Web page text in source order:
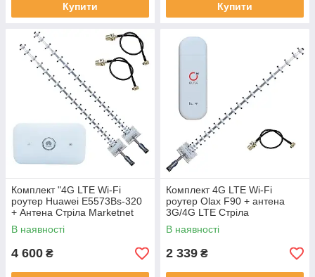
Купити Купити
Комплект "4G LTE Wi-Fi
роутер Huawei E5573Bs-320
+ Антена Стріла Marketnet
T1727 21 дБ"
В наявності
4 600 ₴
Комплект 4G LTE Wi-Fi
роутер Olax F90 + антена
3G/4G LTE Стріла
MARKETNET 1700-2700 МГц
21 дБ
В наявності
2 339 ₴